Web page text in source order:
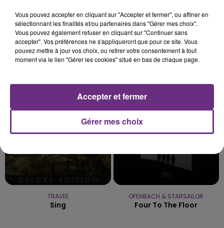
BRUNO MARS AMIR
TRAVIS
Sing
16h40
16h40
OFENBACH & STARSAILOR
Four To The Floor
Vous pouvez accepter en cliquant sur "Accepter et fermer", ou affiner en
sélectionnant les finalités et/ou partenaires dans "Gérer mes choix".
Vous pouvez également refuser en cliquant sur "Continuer sans
accepter". Vos préférences ne s'appliqueront que pour ce site. Vous
pouvez mettre à jour vos choix, ou retirer votre consentement à tout
moment via le lien "Gérer les cookies" situé en bas de chaque page.
Gérer mes choix
Accepter et fermer